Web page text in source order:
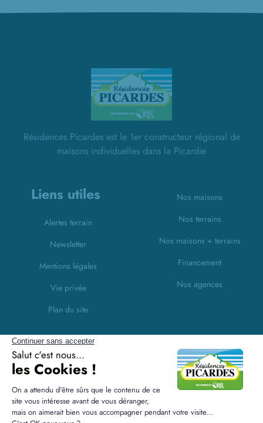
Résidences Picardes est le 1er constructeur régional de
maisons individuelles dans la Picardie
Liens utiles
Alertes terrain
Newsletter
Mentions légales
Vie privée
Plan du site
Nos maisons
Nos terrains
Nos maisons + terrains
Financement
Nos agences